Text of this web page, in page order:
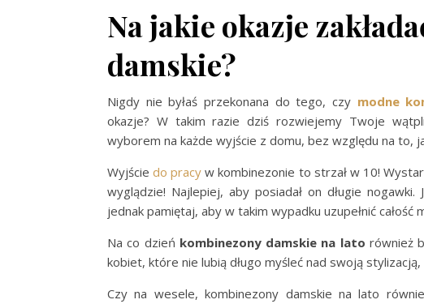
Na jakie okazje
damskie?
Nigdy nie byłaś przekonana do tego, czy modne
okazje? W takim razie dziś rozwiejemy Twoje
wyborem na każde wyjście z domu, bez względu na to,
Wyjściedo pracy w kombinezonie to strzał w 10!
wyglądzie! Najlepiej, aby posiadał on długie
jednak pamiętaj, aby w takim wypadku uzupełnić całość
Na co dzień kombinezony damskie na lato również
kobiet, które nie lubią długo myśleć nad swoją
Czy na wesele, kombinezony damskie na lato